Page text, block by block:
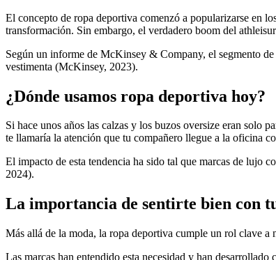
El concepto de ropa deportiva comenzó a popularizarse en
transformación. Sin embargo, el verdadero boom del
Según un informe de McKinsey & Company, el segmento
vestimenta (McKinsey, 2023).
¿Dónde usamos ropa deportiva hoy?
Si hace unos años las calzas y los buzos oversize eran solo
te llamaría la atención que tu compañero llegue a la oficina
El impacto de esta tendencia ha sido tal que marcas de lujo
2024).
La importancia de sentirte bien con
Más allá de la moda, la ropa deportiva cumple un rol clave
Las marcas han entendido esta necesidad y han